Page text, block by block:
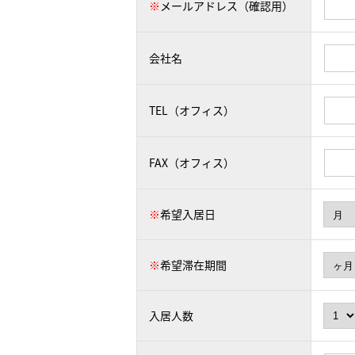
※ メールアドレス（確認用）
会社名
TEL（オフィス）
FAX（オフィス）
※希望入居日
※希望滞在期間
入居人数